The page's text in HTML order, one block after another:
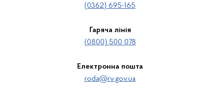
(0362) 695-165
Гаряча лінія
(0800) 500 078
Електронна пошта
roda@rv.gov.ua